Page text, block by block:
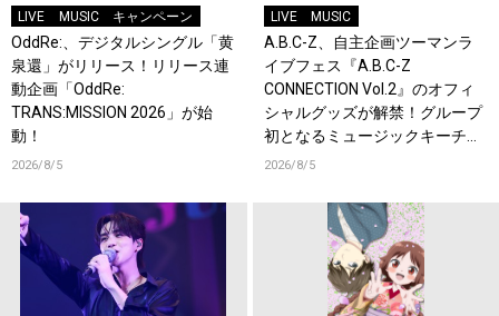
LIVE MUSIC キャンペーン
OddRe:、デジタルシングル「黄
泉還」がリリース！リリース連
動企画「OddRe:
TRANS:MISSION 2026」が始
動！
2026/8/5
LIVE MUSIC
A.B.C-Z、自主企画ツーマンラ
イブフェス『A.B.C-Z
CONNECTION Vol.2』のオフィ
シャルグッズが解禁！グループ
初となるミュージックキーチェ
ーンが登場！
2026/8/5